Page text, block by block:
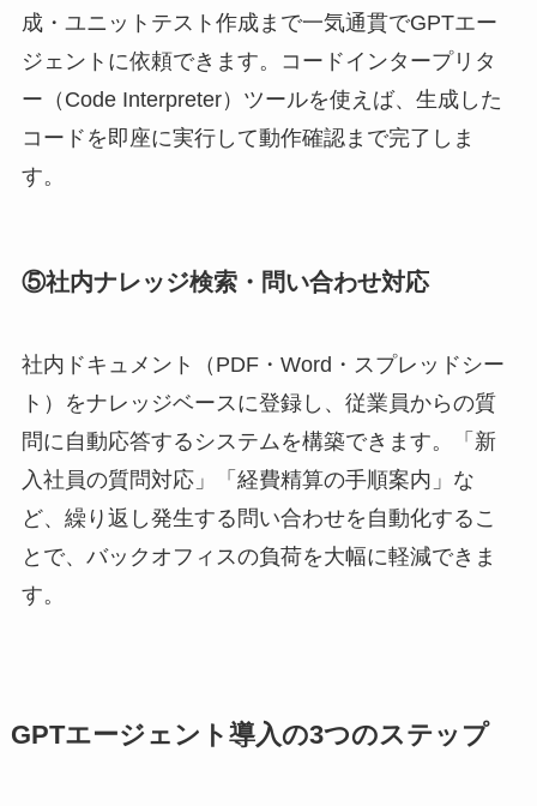
成・ユニットテスト作成まで一気通貫でGPTエー
ジェントに依頼できます。コードインタープリタ
ー（Code Interpreter）ツールを使えば、生成した
コードを即座に実行して動作確認まで完了しま
す。
⑤社内ナレッジ検索・問い合わせ対応
社内ドキュメント（PDF・Word・スプレッドシー
ト）をナレッジベースに登録し、従業員からの質
問に自動応答するシステムを構築できます。「新
入社員の質問対応」「経費精算の手順案内」な
ど、繰り返し発生する問い合わせを自動化するこ
とで、バックオフィスの負荷を大幅に軽減できま
す。
GPTエージェント導入の3つのステップ